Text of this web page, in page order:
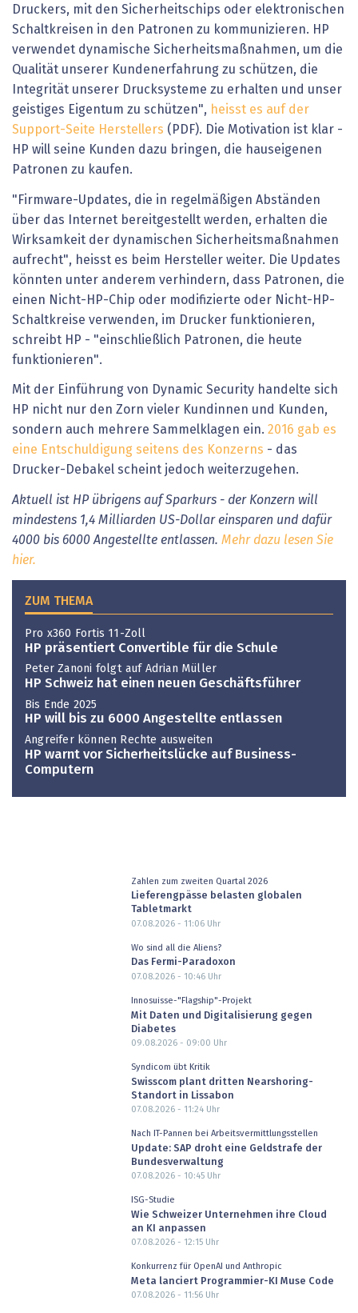
Druckers, mit den Sicherheitschips oder elektronischen
Schaltkreisen in den Patronen zu kommunizieren. HP
verwendet dynamische Sicherheitsmaßnahmen, um die
Qualität unserer Kundenerfahrung zu schützen, die
Integrität unserer Drucksysteme zu erhalten und unser
geistiges Eigentum zu schützen", heisst es auf der
Support-Seite Herstellers (PDF). Die Motivation ist klar -
HP will seine Kunden dazu bringen, die hauseigenen
Patronen zu kaufen.
"Firmware-Updates, die in regelmäßigen Abständen
über das Internet bereitgestellt werden, erhalten die
Wirksamkeit der dynamischen Sicherheitsmaßnahmen
aufrecht", heisst es beim Hersteller weiter. Die Updates
könnten unter anderem verhindern, dass Patronen, die
einen Nicht-HP-Chip oder modifizierte oder Nicht-HP-
Schaltkreise verwenden, im Drucker funktionieren,
schreibt HP - "einschließlich Patronen, die heute
funktionieren".
Mit der Einführung von Dynamic Security handelte sich
HP nicht nur den Zorn vieler Kundinnen und Kunden,
sondern auch mehrere Sammelklagen ein. 2016 gab es
eine Entschuldigung seitens des Konzerns - das
Drucker-Debakel scheint jedoch weiterzugehen.
Aktuell ist HP übrigens auf Sparkurs - der Konzern will
mindestens 1,4 Milliarden US-Dollar einsparen und dafür
4000 bis 6000 Angestellte entlassen. Mehr dazu lesen Sie
hier.
ZUM THEMA
Pro x360 Fortis 11-Zoll
HP präsentiert Convertible für die Schule
Peter Zanoni folgt auf Adrian Müller
HP Schweiz hat einen neuen Geschäftsführer
Bis Ende 2025
HP will bis zu 6000 Angestellte entlassen
Angreifer können Rechte ausweiten
HP warnt vor Sicherheitslücke auf Business-
Computern
Zahlen zum zweiten Quartal 2026
Lieferengpässe belasten globalen
Tabletmarkt
07.08.2026 - 11:06Uhr
Wo sind all die Aliens?
Das Fermi-Paradoxon
07.08.2026 - 10:46Uhr
Innosuisse-"Flagship"-Projekt
Mit Daten und Digitalisierung gegen
Diabetes
09.08.2026 - 09:00 Uhr
Syndicom übt Kritik
Swisscom plant dritten Nearshoring-
Standort in Lissabon
07.08.2026 - 11:24Uhr
Nach IT-Pannen bei Arbeitsvermittlungsstellen
Update: SAP droht eine Geldstrafe der
Bundesverwaltung
07.08.2026 - 10:45Uhr
ISG-Studie
Wie Schweizer Unternehmen ihre Cloud
an KI anpassen
07.08.2026 - 12:15Uhr
Konkurrenz für OpenAI und Anthropic
Meta lanciert Programmier-KI Muse Code
07.08.2026 - 11:56Uhr